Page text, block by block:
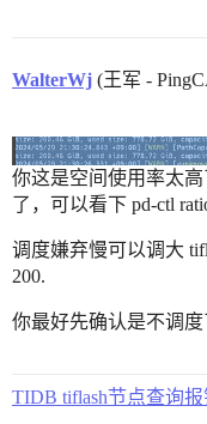
WalterWj (王军 -
你这是空间使用率太
了，可以看下 pd-ctl
调度嫌弃慢可以调大
200.
你最好先确认是不调度
TIDB tiflash节点查询